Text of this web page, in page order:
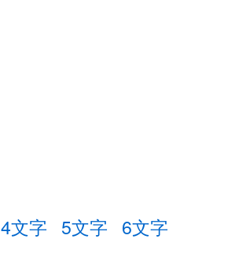
4文字 5文字 6文字